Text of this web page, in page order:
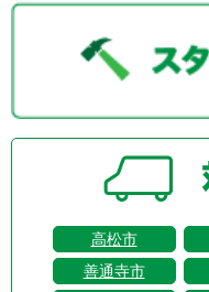
高松市
善通寺市